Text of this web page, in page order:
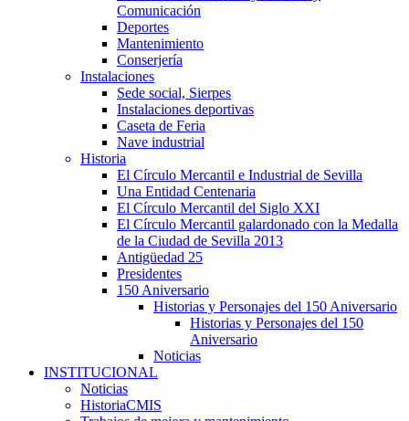
Comunicación
Deportes
Mantenimiento
Conserjería
Instalaciones
Sede social, Sierpes
Instalaciones deportivas
Caseta de Feria
Nave industrial
Historia
El Círculo Mercantil e Industrial de Sevilla
Una Entidad Centenaria
El Círculo Mercantil del Siglo XXI
El Círculo Mercantil galardonado con la Medalla
de la Ciudad de Sevilla 2013
Antigüedad 25
Presidentes
150 Aniversario
Historias y Personajes del 150 Aniversario
Historias y Personajes del 150
Aniversario
Noticias
INSTITUCIONAL
Noticias
HistoriaCMIS